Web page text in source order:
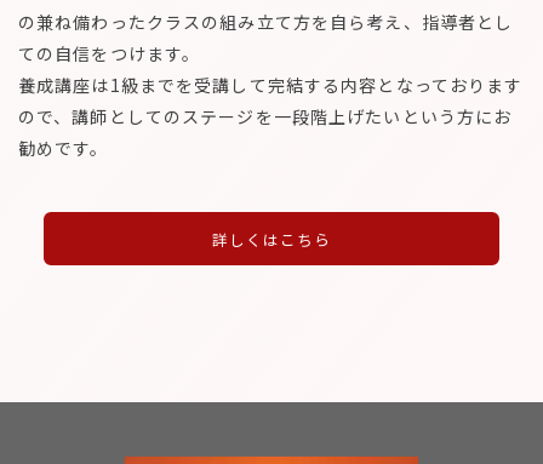
の兼ね備わったクラスの組み立て方を自ら考え、指導者とし
ての自信をつけます。
養成講座は1級までを受講して完結する内容となっております
ので、講師としてのステージを一段階上げたいという方にお
勧めです。
詳しくはこちら